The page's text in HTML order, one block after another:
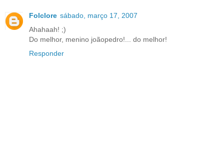
Folclore sábado, março 17, 2007
Ahahaah! ;)
Do melhor, menino joãopedro!... do melhor!
Responder